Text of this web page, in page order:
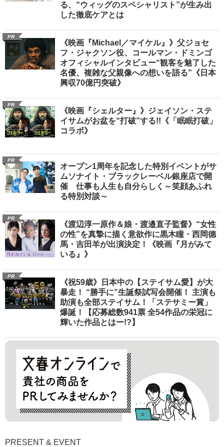
る、“ウィッグのスペシャリスト”が生み出
した徹底ケアとは
PR
《映画『Michael／マイケル』》父ジョセ
フ・ジャクソン役、コールマン・ドミンゴ
オフィシャルインタビュー“観客を魅了した
名優、複雑な父親像への想いを語る”《日本
興収70億円突破》
PR
《映画『シェルター』》ジェイソン・ステ
イサムがお盆を“打破”する!!《「眠眠打破」
コラボ》
PR
オープン1周年を記念した特別イベントがサ
ムソナイト・ブラックレーベル銀座店で開
催 仕事も人生も自分らしく～笑顔あふれ
る特別対談～
PR
《渡辺淳一原作＆娘・渡邉直子監督》“女性
の性”を真摯に描く意欲作に黒木瞳・西岡德
馬・吉田羊が出演決定！《映画『月がみて
いる』》
PR
《祝59歳》日本中の【ステイサム愛】が大
暴走！ “勝手に”生誕祭試写会開催！ 主演も
助演も全部ステイサム！「ステサミー賞」
爆誕！【応募総数941票 全54作品の栄冠に
輝いた作品とはー!?】
PRESENT & EVENT